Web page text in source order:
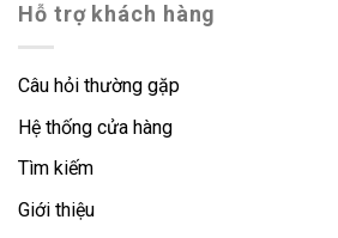
Hỗ trợ khách hàng
Câu hỏi thường gặp
Hệ thống cửa hàng
Tìm kiếm
Giới thiệu